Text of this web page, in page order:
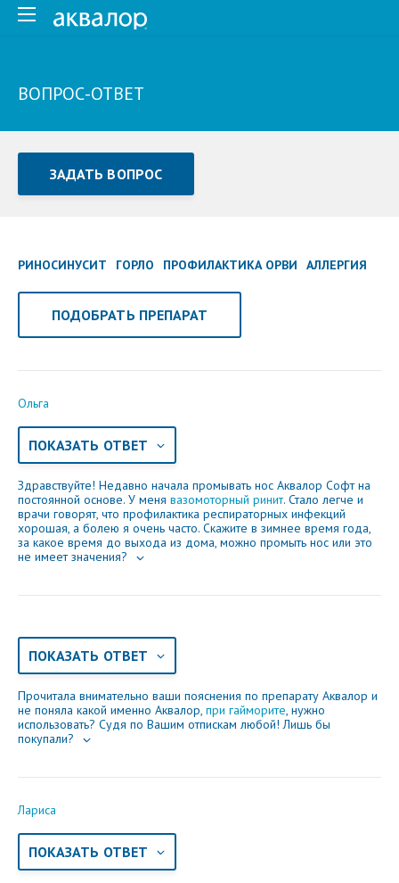
ВОПРОС-ОТВЕТ
ЗАДАТЬ ВОПРОС
Как Вас зовут
Электронная почта
Ваше сообщение
соглашениесайта.
РИНОСИНУСИТ ГОРЛО ПРОФИЛАКТИКА ОРВИ АЛЛЕРГИЯ
ПОДОБРАТЬ ПРЕПАРАТ
Ольга
ПОКАЗАТЬ ОТВЕТ
Здравствуйте! Недавно начала промывать нос Аквалор Софт на
постоянной основе. У меня вазомоторный ринит. Стало легче и
врачи говорят, что профилактика респираторных инфекций
хорошая, а болею я очень часто. Скажите в зимнее время года,
за какое время до выхода из дома, можно промыть нос или это
не имеет значения?
ПОКАЗАТЬ ОТВЕТ
Прочитала внимательно ваши пояснения по препарату Аквалор и
не поняла какой именно Аквалор, при гайморите, нужно
использовать? Судя по Вашим отпискам любой! Лишь бы
покупали?
Лариса
ПОКАЗАТЬ ОТВЕТ